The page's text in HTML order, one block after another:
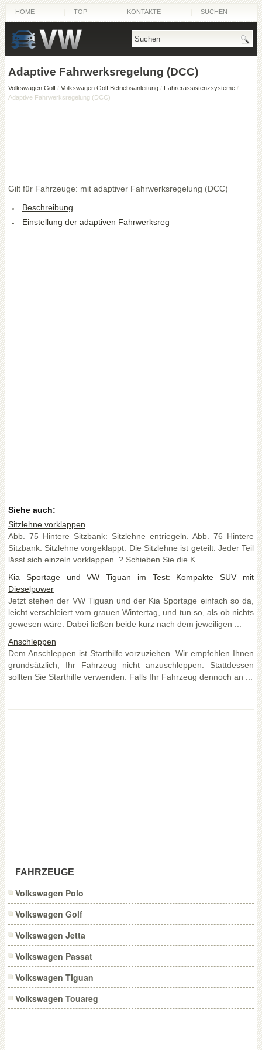
HOME TOP KONTAKTE SUCHEN
Adaptive Fahrwerksregelung (DCC)
Volkswagen Golf/ Volkswagen Golf Betriebsanleitung/ Fahrerassistenzsysteme/
Adaptive Fahrwerksregelung (DCC)
Gilt für Fahrzeuge: mit adaptiver Fahrwerksregelung (DCC)
Beschreibung
Einstellung der adaptiven Fahrwerksreg
Siehe auch:
Sitzlehne vorklappen
Abb. 75 Hintere Sitzbank: Sitzlehne entriegeln. Abb. 76 Hintere
Sitzbank: Sitzlehne vorgeklappt. Die Sitzlehne ist geteilt. Jeder Teil
lässt sich einzeln vorklappen. ? Schieben Sie die K ...
Kia Sportage und VW Tiguan im Test: Kompakte SUV mit
Dieselpower
Jetzt stehen der VW Tiguan und der Kia Sportage einfach so da,
leicht verschleiert vom grauen Wintertag, und tun so, als ob nichts
gewesen wäre. Dabei ließen beide kurz nach dem jeweiligen ...
Anschleppen
Dem Anschleppen ist Starthilfe vorzuziehen. Wir empfehlen Ihnen
grundsätzlich, Ihr Fahrzeug nicht anzuschleppen. Stattdessen
sollten Sie Starthilfe verwenden. Falls Ihr Fahrzeug dennoch an ...
FAHRZEUGE
Volkswagen Polo
Volkswagen Golf
Volkswagen Jetta
Volkswagen Passat
Volkswagen Tiguan
Volkswagen Touareg